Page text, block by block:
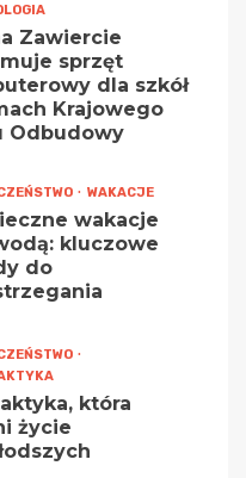
Zawiercie
sprzęt
dla szkół
Krajowego
Odbudowy
WAKACJE
wakacje
kluczowe
do
która
życie